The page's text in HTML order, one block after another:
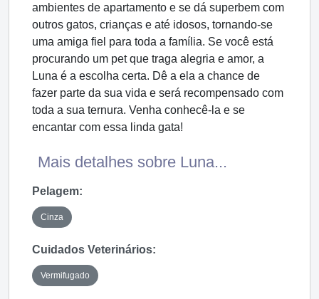
ambientes de apartamento e se dá superbem com
outros gatos, crianças e até idosos, tornando-se
uma amiga fiel para toda a família. Se você está
procurando um pet que traga alegria e amor, a
Luna é a escolha certa. Dê a ela a chance de
fazer parte da sua vida e será recompensado com
toda a sua ternura. Venha conhecê-la e se
encantar com essa linda gata!
Mais detalhes sobre Luna...
Pelagem:
Cinza
Cuidados Veterinários:
Vermifugado